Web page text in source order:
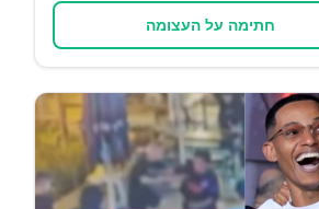
חתימה על העצומה